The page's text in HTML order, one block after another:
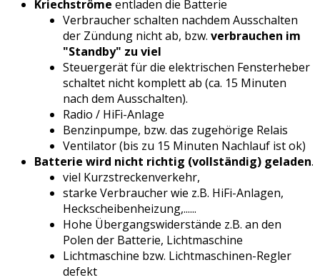
Kriechströme entladen die Batterie
Verbraucher schalten nachdem Ausschalten
der Zündung nicht ab, bzw. verbrauchen im
"Standby" zu viel
Steuergerät für die elektrischen Fensterheber
schaltet nicht komplett ab (ca. 15 Minuten
nach dem Ausschalten).
Radio / HiFi-Anlage
Benzinpumpe, bzw. das zugehörige Relais
Ventilator (bis zu 15 Minuten Nachlauf ist ok)
Batterie wird nicht richtig (vollständig) geladen.
viel Kurzstreckenverkehr,
starke Verbraucher wie z.B. HiFi-Anlagen,
Heckscheibenheizung,......
Hohe Übergangswiderstände z.B. an den
Polen der Batterie, Lichtmaschine
Lichtmaschine bzw. Lichtmaschinen-Regler
defekt